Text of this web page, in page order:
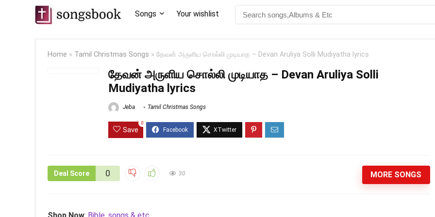
Songs Your wishlist
Home » Tamil Christmas Songs » தேவன் அருளிய சொல்லி முடியாத – Devan Aruliya Solli Mudiyatha lyrics
தேவன் அருளிய சொல்லி முடியாத – Devan Aruliya Solli
Mudiyatha lyrics
Jeba Tamil Christmas Songs
Save
0
Deal Score 0 30 MORE SONGS